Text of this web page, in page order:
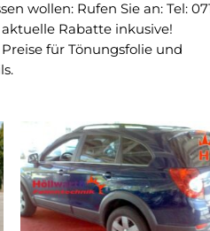
wollen: Rufen Sie an: Tel:
Rabatte inkusive!
für Tönungsfolie und